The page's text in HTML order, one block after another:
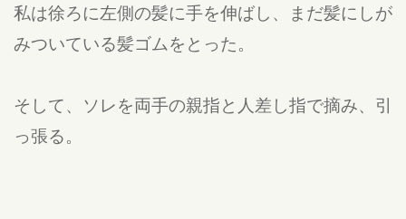
私は徐ろに左側の髪に手を伸ばし、まだ髪にしが
みついている髪ゴムをとった。
そして、ソレを両手の親指と人差し指で摘み、引
っ張る。